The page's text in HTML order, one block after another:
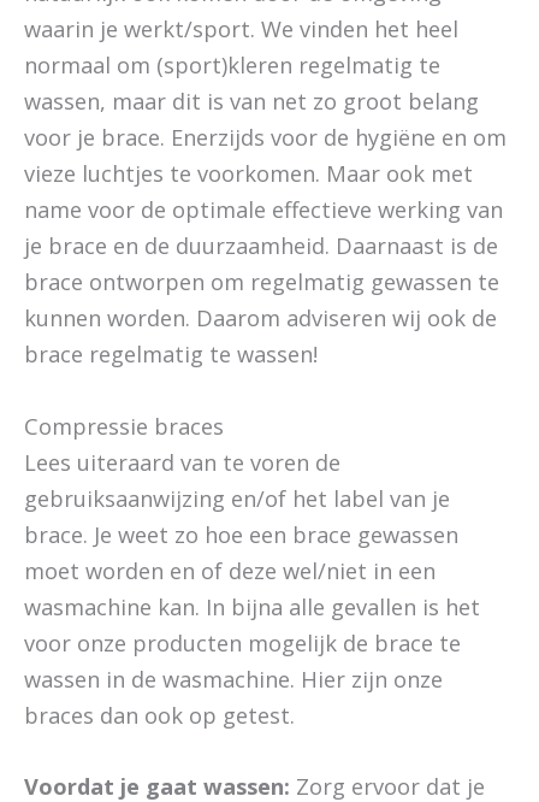
waarin je werkt/sport. We vinden het heel
normaal om (sport)kleren regelmatig te
wassen, maar dit is van net zo groot belang
voor je brace. Enerzijds voor de hygiëne en om
vieze luchtjes te voorkomen. Maar ook met
name voor de optimale effectieve werking van
je brace en de duurzaamheid. Daarnaast is de
brace ontworpen om regelmatig gewassen te
kunnen worden. Daarom adviseren wij ook de
brace regelmatig te wassen!
Compressie braces
Lees uiteraard van te voren de
gebruiksaanwijzing en/of het label van je
brace. Je weet zo hoe een brace gewassen
moet worden en of deze wel/niet in een
wasmachine kan. In bijna alle gevallen is het
voor onze producten mogelijk de brace te
wassen in de wasmachine. Hier zijn onze
braces dan ook op getest.
Voordat je gaat wassen: Zorg ervoor dat je